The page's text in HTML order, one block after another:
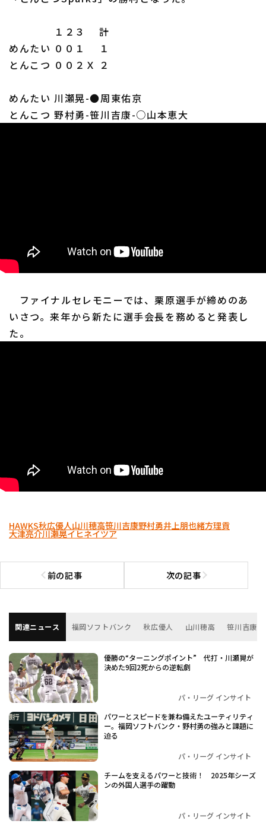
１２３ 計
めんたい ００１ １
とんこつ ００２Ｘ ２
めんたい 川瀬晃-●周東佑京
とんこつ 野村勇-笹川吉康-○山本恵大
ファイナルセレモニーでは、栗原選手が締めのあ
いさつ。来年から新たに選手会長を務めると発表し
た。
HAWKS秋広優人山川穂高笹川吉康野村勇井上朋也緒方理貢
大津亮介川瀬晃イヒネイツア
前の記事
前の記事へ 次の記事次の記事へ
関連ニュース 福岡ソフトバンク 秋広優人 山川穂高 笹川吉康
優勝の“ターニングポイント” 代打・川瀬晃が
決めた9回2死からの逆転劇
パ・リーグ インサイト
パワーとスピードを兼ね備えたユーティリティ
ー。福岡ソフトバンク・野村勇の強みと課題に
迫る
パ・リーグ インサイト
チームを支えるパワーと技術！ 2025年シーズ
ンの外国人選手の躍動
パ・リーグ インサイト